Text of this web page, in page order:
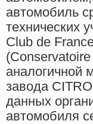
автомобиль
технических
Club de
аналогичной
завода
данных
автомобиля